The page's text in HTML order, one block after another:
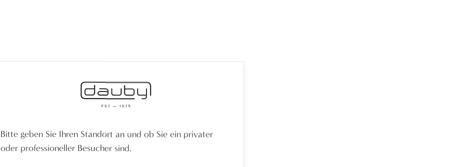
Bitte geben Sie Ihren Standort an und ob Sie ein privater
oder professioneller Besucher sind.